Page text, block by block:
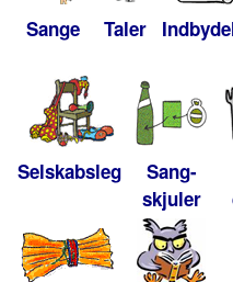
Sange Taler
Selskabsleg
Sang-
skjuler